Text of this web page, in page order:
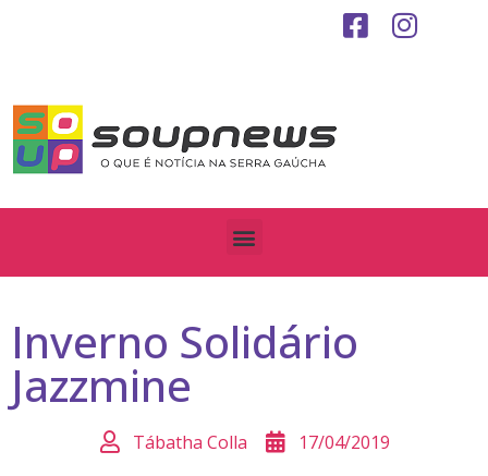
Inverno Solidário
Jazzmine
Tábatha Colla 17/04/2019